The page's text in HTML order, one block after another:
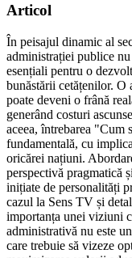
Articol
În peisajul dinamic al
administrației publice
esențiali pentru o
bunăstării cetățenilor. O
poate deveni o frână
generând costuri
aceea, întrebarea "Cum
fundamentală, cu
oricărei națiuni.
perspectivă pragmatică
inițiate de personalități
cazul la Sens TV și
importanța unei viziuni
administrativă nu este
care trebuie să vizeze